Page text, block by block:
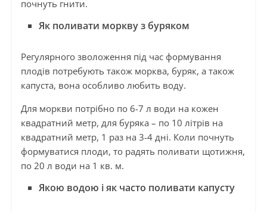
почнуть гнити.
Як поливати моркву з буряком
Регулярного зволоження під час формування
плодів потребують також морква, буряк, а також
капуста, вона особливо любить воду.
Для моркви потрібно по 6-7 л води на кожен
квадратний метр, для буряка – по 10 літрів на
квадратний метр, 1 раз на 3-4 дні. Коли почнуть
формуватися плоди, то радять поливати щотижня,
по 20 л води на 1 кв. м.
Якою водою і як часто поливати капусту